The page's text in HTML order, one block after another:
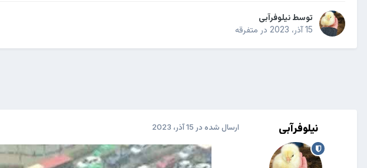
توسط نیلوفرآبی
15 آذر، 2023
در متفرقه
نیلوفرآبی ارسال شده در 15 آذر، 2023